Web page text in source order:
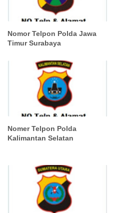
Nomor Telpon Polda Jawa
Timur Surabaya
Nomer Telpon Polda
Kalimantan Selatan